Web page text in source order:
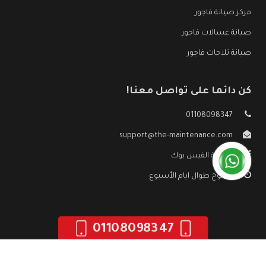
مركز صيانة فاجور
صيانة غسالات فاجور
صيانة ثلاجات فاجور
كن دائما على تواصل معنا!
01108098347
support@the-maintenance.com
صفحة الفيس بوك
مفتوح طوال ايام الأسبوع
01108098347